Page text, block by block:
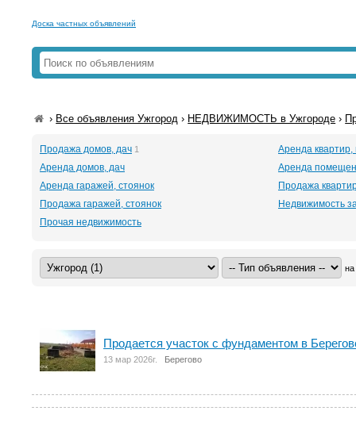
Доска частных объявлений
› Все объявления Ужгород › НЕДВИЖИМОСТЬ в Ужгороде ›
Продажа домов, дач 1
Аренда квартир,
Аренда домов, дач
Аренда
Аренда гаражей, стоянок
Продажа
Продажа гаражей, стоянок
Недвижимость
Прочая недвижимость
на
Продается участок с фундаментом в
13 мар 2026г. Берегово